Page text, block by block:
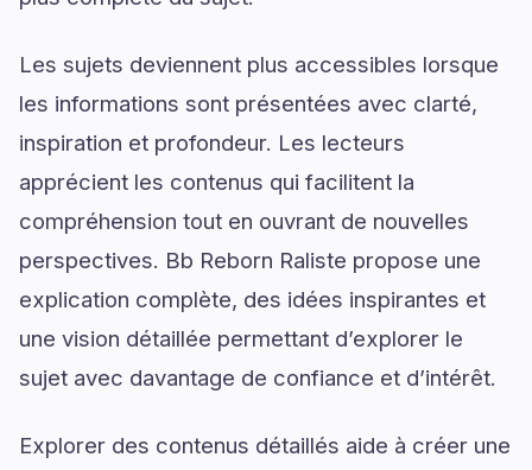
Les sujets deviennent plus accessibles lorsque
les informations sont présentées avec clarté,
inspiration et profondeur. Les lecteurs
apprécient les contenus qui facilitent la
compréhension tout en ouvrant de nouvelles
perspectives. Bb Reborn Raliste propose une
explication complète, des idées inspirantes et
une vision détaillée permettant d’explorer le
sujet avec davantage de confiance et d’intérêt.
Explorer des contenus détaillés aide à créer une